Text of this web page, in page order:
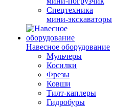
Спецтехника
мини-экскаваторы
Навесное оборудование
Мульчеры
Косилки
Фрезы
Ковши
Тилт-каплеры
Гидробуры